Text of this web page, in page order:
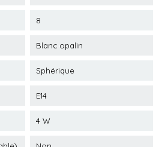
8
Blanc opalin
Sphérique
E14
4 W